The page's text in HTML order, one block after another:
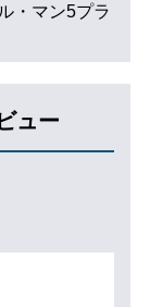
・マン5プラ
ュー